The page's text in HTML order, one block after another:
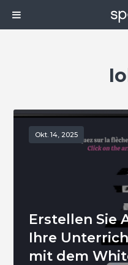
Okt. 14, 2025
Erstellen Sie
Ihre
mit dem